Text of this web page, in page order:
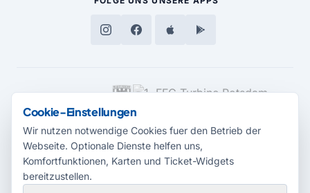
MEDIENPARTNER
Cookie-Einstellungen
Wir nutzen notwendige Cookies fuer den Betrieb der
Webseite. Optionale Dienste helfen uns,
Komfortfunktionen, Karten und Ticket-Widgets
bereitzustellen.